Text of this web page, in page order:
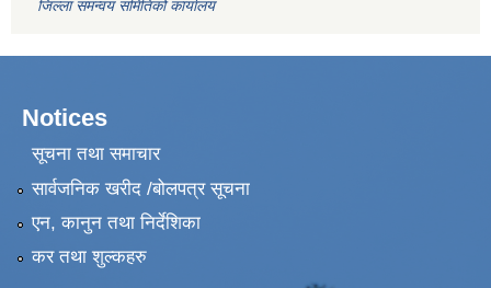
जिल्ला समन्वय समितिको कार्यालय
Notices
सूचना तथा समाचार
सार्वजनिक खरीद /बोलपत्र सूचना
एन, कानुन तथा निर्देशिका
कर तथा शुल्कहरु